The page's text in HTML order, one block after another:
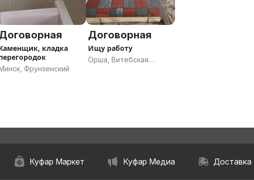
кладка
Фрунзенский
Договорная
Ищу работу
Орша, Витебская
Куфар Маркет Куфар Медиа Доставка